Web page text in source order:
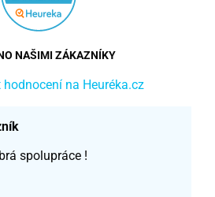
NAŠIMI ZÁKAZNÍKY
na Heuréka.cz
spolupráce !